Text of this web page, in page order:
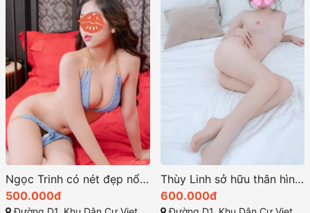
Ngọc Trinh có nét đẹp nổi bật vòng eo thon gọn quyến rũ
500.000đ
Thùy Linh sở hữu thân hình mảnh mai với dáng chuẩn
600.000đ